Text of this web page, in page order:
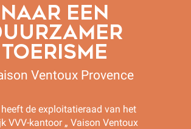
NAAR EEN
TOERISME
Ventoux Provence
de exploitatieraad van het
VVV-kantoor „ Vaison Ventoux